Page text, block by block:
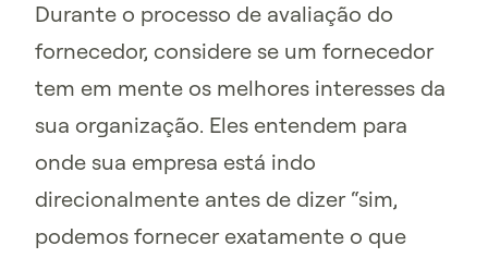
Durante o processo de avaliação do
fornecedor, considere se um fornecedor
tem em mente os melhores interesses da
sua organização. Eles entendem para
onde sua empresa está indo
direcionalmente antes de dizer “sim,
podemos fornecer exatamente o que